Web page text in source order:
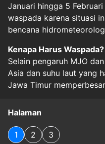
Januari hingga 5
waspada karena situasi
bencana
Kenapa Harus Waspada?
Selain pengaruh MJO
Asia dan suhu laut yang
Jawa Timur
Halaman
1 2 3